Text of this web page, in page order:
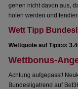
gehen nicht davon aus,
holen werden und
Wett Tipp
Wettquote auf Tipico:
Wettbonus-
Achtung aufgepasst!
Bundesligatrend auf